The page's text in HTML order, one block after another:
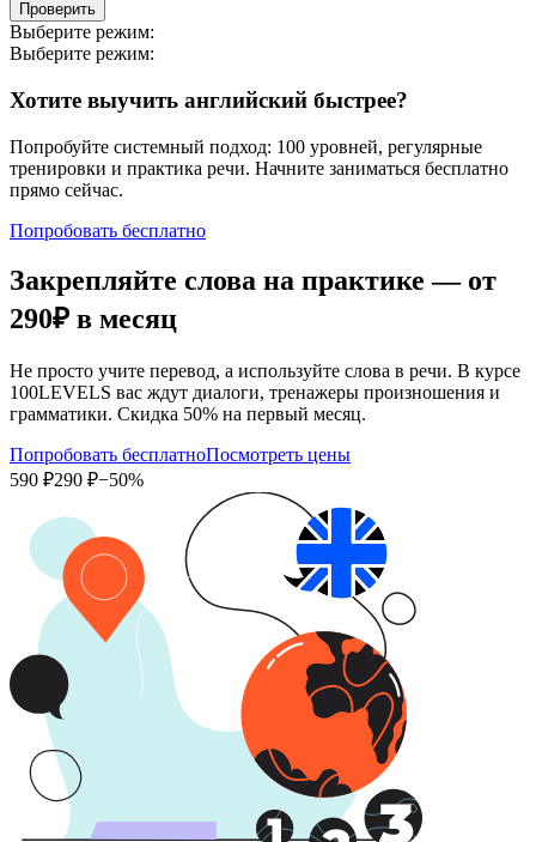
Проверить
Выберите режим:
Выберите режим:
Хотите выучить английский быстрее?
Попробуйте системный подход: 100 уровней, регулярные
тренировки и практика речи. Начните заниматься бесплатно
прямо сейчас.
Попробовать бесплатно
Закрепляйте слова на практике — от
290₽ в месяц
Не просто учите перевод, а используйте слова в речи. В курсе
100LEVELS вас ждут диалоги, тренажеры произношения и
грамматики. Скидка 50% на первый месяц.
Попробовать бесплатноПосмотреть цены
590 ₽290 ₽−50%